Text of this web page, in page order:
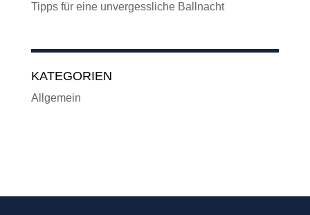
Tipps für eine unvergessliche Ballnacht
KATEGORIEN
Allgemein